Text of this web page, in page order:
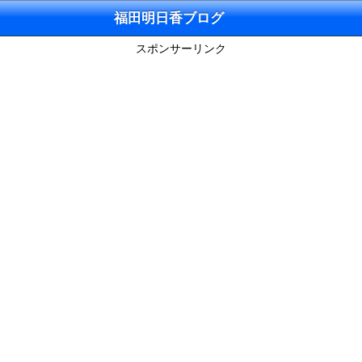
福田明日香ブログ
スポンサーリンク